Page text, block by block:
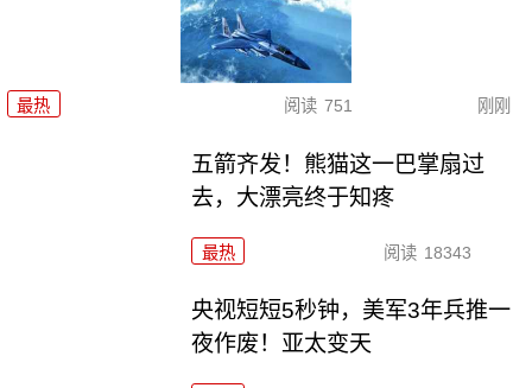
最热 阅读 751 刚刚
五箭齐发！熊猫这一巴掌扇过
去，大漂亮终于知疼
最热 阅读 18343
央视短短5秒钟，美军3年兵推一
夜作废！亚太变天